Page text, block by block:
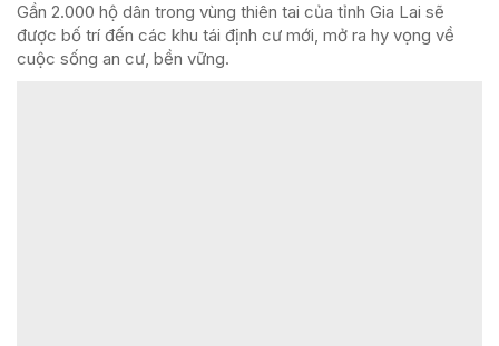
Gần 2.000 hộ dân trong vùng thiên tai của tỉnh Gia Lai sẽ
được bố trí đến các khu tái định cư mới, mở ra hy vọng về
cuộc sống an cư, bền vững.